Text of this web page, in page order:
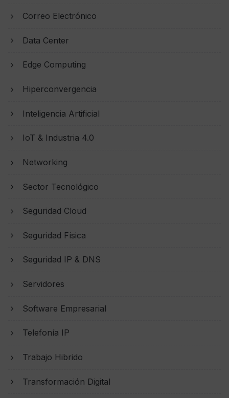
Correo Electrónico
Data Center
Edge Computing
Hiperconvergencia
Inteligencia Artificial
IoT & Industria 4.0
Networking
Sector Tecnológico
Seguridad Cloud
Seguridad Física
Seguridad IP & DNS
Servidores
Software Empresarial
Telefonía IP
Trabajo Hibrido
Transformación Digital